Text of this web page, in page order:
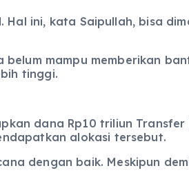
ini, kata Saipullah, bisa
mampu memberikan
tinggi.
dana Rp10 triliun Transfer
alokasi tersebut.
dengan baik. Meskipun